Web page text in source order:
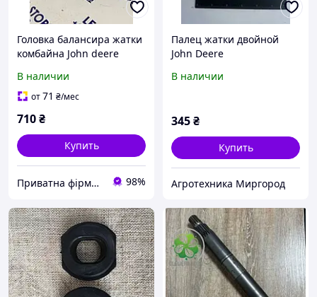
Головка балансира жатки
комбайна John deere
В наличии
от71 ₴/мес
710₴
Купить
Приватна фірма Леол 98%
Палец жатки двойной
John Deere
В наличии
345₴
Купить
Агротехника Миргород